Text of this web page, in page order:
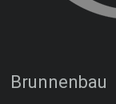
Brunnenbau